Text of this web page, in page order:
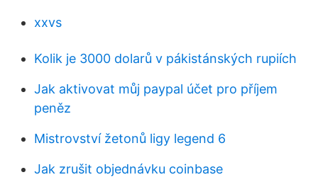
xxvs
Kolik je 3000 dolarů v pákistánských rupiích
Jak aktivovat můj paypal účet pro příjem
peněz
Mistrovství žetonů ligy legend 6
Jak zrušit objednávku coinbase